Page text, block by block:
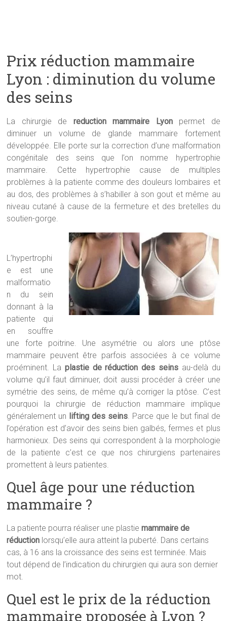
Prix réduction mammaire
Lyon : diminution du volume
des seins
La chirurgie de reduction mammaire Lyon permet de
diminuer un volume de glande mammaire fortement
développée. Elle porte sur la correction d’une malformation
congénitale des seins que l’on nomme hypertrophie
mammaire. Cette hypertrophie cause de multiples
problèmes à la patiente comme des douleurs lombaires et
au dos, des problèmes à s’habiller à son gout et même au
niveau cutané à cause de la fermeture et des bretelles du
soutien-gorge.
L’hypertrophi
e est une
malformatio
n du sein
donnant à la
patiente qui
en souffre
une forte poitrine. Une asymétrie ou alors une ptôse
mammaire peuvent être parfois associées à ce volume
proéminent. La plastie de réduction des seins au-delà du
volume qu’il faut diminuer, doit aussi procéder à créer une
symétrie des seins, de même qu’à corriger la ptôse. C’est
pourquoi la chirurgie de réduction mammaire implique
généralement un lifting des seins . Parce que le but final de
l’opération est d’avoir des seins bien galbés, fermes et plus
harmonieux. Des seins qui correspondent à la morphologie
de la patiente c’est ce que nos chirurgiens partenaires
promettent à leurs patientes.
Quel âge pour une réduction
mammaire ?
La patiente pourra réaliser une plastiemammaire de
réduction lorsqu’elle aura atteint la puberté. Dans certains
cas, à 16 ans la croissance des seins est terminée. Mais
tout dépend de l’indication du chirurgien qui aura son dernier
mot.
Quel est le prix de la réduction
mammaire proposée à Lyon ?